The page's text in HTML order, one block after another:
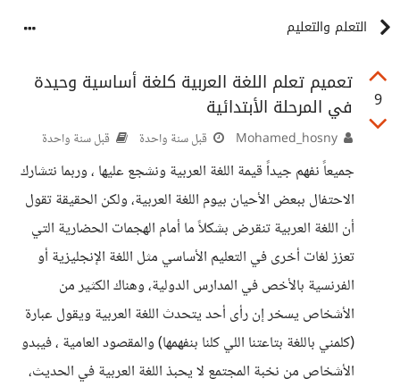
التعلم والتعليم
9
تعميم تعلم اللغة العربية كلغة أساسية وحيدة
في المرحلة الأبتدائية
قبل سنة واحدة قبل سنة واحدة
جميعاً نفهم جيداً قيمة اللغة العربية ونشجع عليها ، وربما نتشارك
الاحتفال ببعض الأحيان بيوم اللغة العربية، ولكن الحقيقة تقول
أن اللغة العربية تنقرض بشكلاً ما أمام الهجمات الحضارية التي
تعزز لغات أخرى في التعليم الأساسي مثل اللغة الإنجليزية أو
الفرنسية بالأخص في المدارس الدولية، وهناك الكثير من
الأشخاص يسخر إن رأى أحد يتحدث اللغة العربية ويقول عبارة
(كلمني باللغة بتاعتنا اللي كلنا بنفهمها) والمقصود العامية ، فيبدو
الأشخاص من نخبة المجتمع لا يحبذ اللغة العربية في الحديث،